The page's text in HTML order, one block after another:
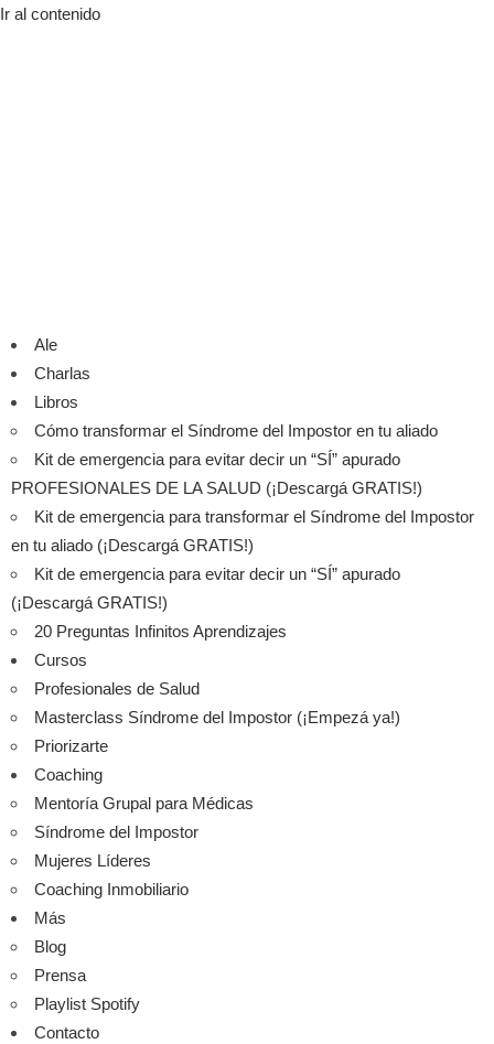
Ir al contenido
Ale
Charlas
Libros
Cómo transformar el Síndrome del Impostor en tu aliado
Kit de emergencia para evitar decir un “SÍ” apurado
PROFESIONALES DE LA SALUD (¡Descargá GRATIS!)
Kit de emergencia para transformar el Síndrome del Impostor
en tu aliado (¡Descargá GRATIS!)
Kit de emergencia para evitar decir un “SÍ” apurado
(¡Descargá GRATIS!)
20 Preguntas Infinitos Aprendizajes
Cursos
Profesionales de Salud
Masterclass Síndrome del Impostor (¡Empezá ya!)
Priorizarte
Coaching
Mentoría Grupal para Médicas
Síndrome del Impostor
Mujeres Líderes
Coaching Inmobiliario
Más
Blog
Prensa
Playlist Spotify
Contacto